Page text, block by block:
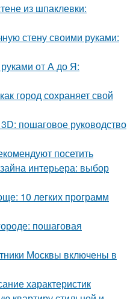
из шпаклевки:
стену своими руками:
от А до Я:
город сохраняет свой
пошаговое руководство
посетить
интерьера: выбор
10 легких программ
пошаговая
Москвы включены в
характеристик